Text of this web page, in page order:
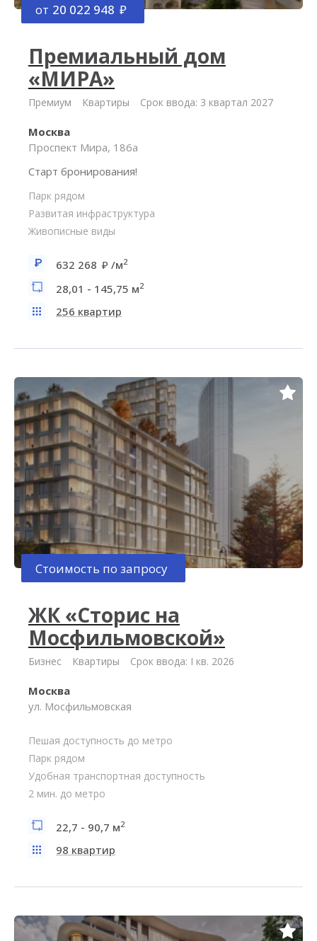
от 20 022 948
Премиальный дом
«МИРА»
Премиум Квартиры Срок ввода: 3 квартал 2027
Москва
Проспект Мира, 186а
Старт бронирования!
Парк рядом
Развитая инфраструктура
Живописные виды
632 268 /м2
28,01 - 145,75 м2
256 квартир
Стоимость по запросу
ЖК «Сторис на
Мосфильмовской»
Бизнес Квартиры Срок ввода: I кв. 2026
Москва
ул. Мосфильмовская
Пешая доступность до метро
Парк рядом
Удобная транспортная доступность
2 мин. до метро
22,7 - 90,7 м2
98 квартир